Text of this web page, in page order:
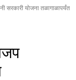
सरकारी योजना तळागाळापर्यंत